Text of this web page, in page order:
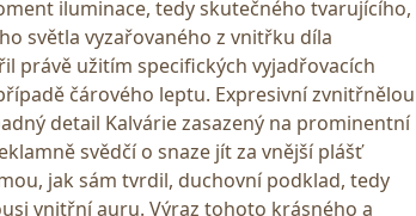
iluminace, tedy skutečného tvarujícího,
světla vyzařovaného z vnitřku díla
právě užitím specifických vyjadřovacích
čárového leptu. Expresivní zvnitřnělou
detail Kalvárie zasazený na prominentní
svědčí o snaze jít za vnější plášť
jak sám tvrdil, duchovní podklad, tedy
vnitřní auru. Výraz tohoto krásného a